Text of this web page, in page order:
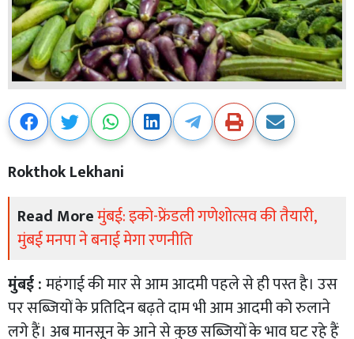
Rokthok Lekhani
Read Moreमुंबई: इको-फ्रेंडली गणेशोत्सव की तैयारी,
मुंबई मनपा ने बनाई मेगा रणनीति
मुंबई :महंगाई की मार से आम आदमी पहले से ही पस्त है। उस
पर सब्जियों के प्रतिदिन बढ़ते दाम भी आम आदमी को रुलाने
लगे हैं। अब मानसून के आने से कुछ सब्जियों के भाव घट रहे हैं